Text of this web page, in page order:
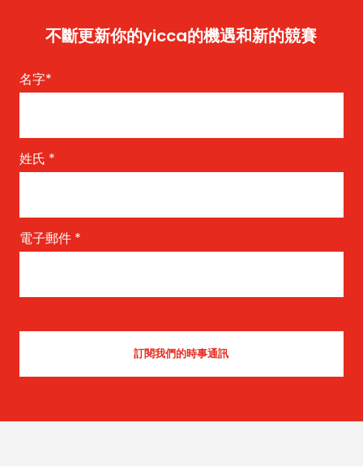
不斷更新你的yicca的機遇和新的競賽
名字*
姓氏 *
電子郵件 *